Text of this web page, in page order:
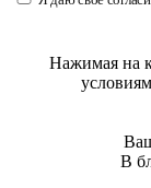
Нажимая на
В